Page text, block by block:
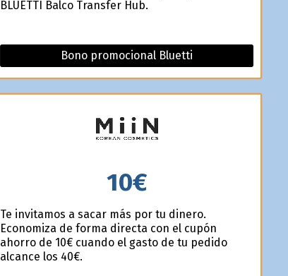
BLUETTI Balco Transfer Hub.
Bono promocional Bluetti
10€
Te invitamos a sacar más por tu dinero.
Economiza de forma directa con el cupón
ahorro de 10€ cuando el gasto de tu pedido
alcance los 40€.